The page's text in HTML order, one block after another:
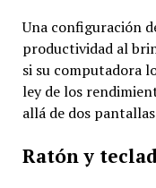
Una configuración
productividad al
si su computadora
ley de los
allá de dos
Ratón y